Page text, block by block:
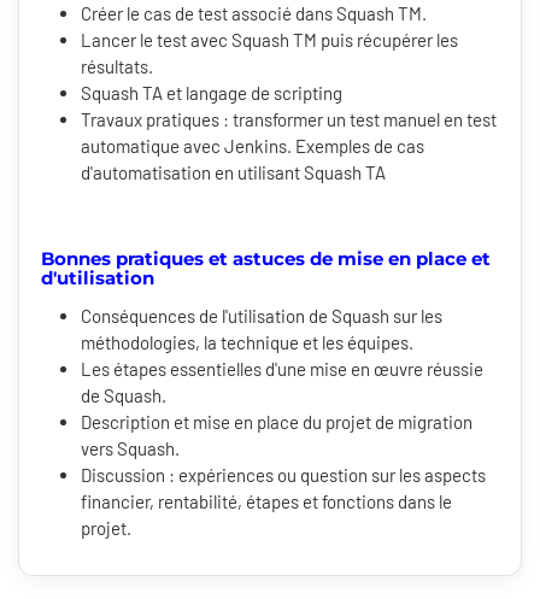
Créer le cas de test associé dans Squash TM.
Lancer le test avec Squash TM puis récupérer les
résultats.
Squash TA et langage de scripting
Travaux pratiques : transformer un test manuel en test
automatique avec Jenkins. Exemples de cas
d'automatisation en utilisant Squash TA
Bonnes pratiques et astuces de mise en place et
d'utilisation
Conséquences de l'utilisation de Squash sur les
méthodologies, la technique et les équipes.
Les étapes essentielles d'une mise en œuvre réussie
de Squash.
Description et mise en place du projet de migration
vers Squash.
Discussion : expériences ou question sur les aspects
financier, rentabilité, étapes et fonctions dans le
projet.